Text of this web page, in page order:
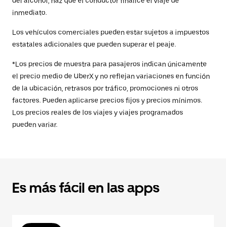
inmediato.
Los vehículos comerciales pueden estar sujetos a impuestos
estatales adicionales que pueden superar el peaje.
*Los precios de muestra para pasajeros indican únicamente
el precio medio de UberX y no reflejan variaciones en función
de la ubicación, retrasos por tráfico, promociones ni otros
factores. Pueden aplicarse precios fijos y precios mínimos.
Los precios reales de los viajes y viajes programados
pueden variar.
Es más fácil en las apps